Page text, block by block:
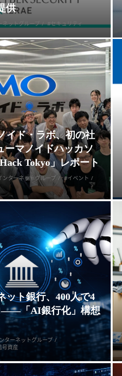
供
ットグループ #セキュリティ
イド・ラボ、初の社
マノイドハッカソ
Tokyo」レポート
ンターネットグループ
#イベント
ット銀行、400人で4
——「AI銀行化」構想
ターネットグループ
号資産